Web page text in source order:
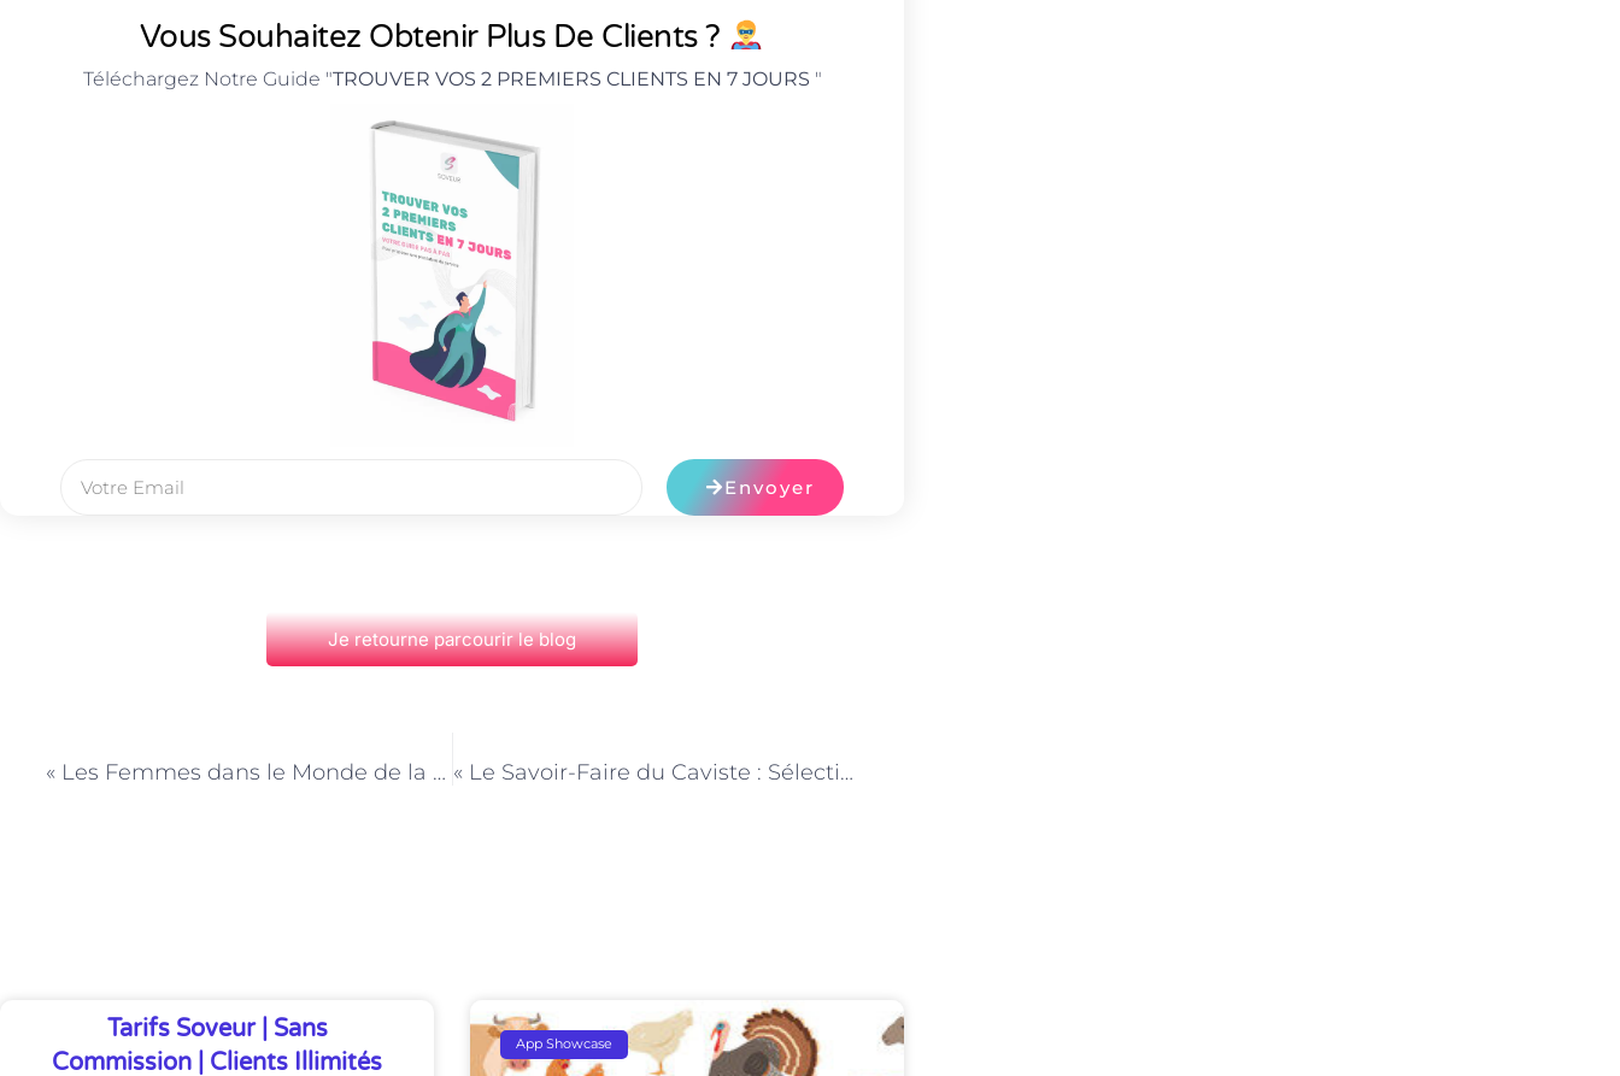
Vous Souhaitez Obtenir Plus De Clients ?
Téléchargez Notre Guide "TROUVER VOS 2 PREMIERS CLIENTS EN 7 JOURS "
Envoyer
Je retourne parcourir le blog
« Les Femmes dans le Monde de la Cave : Témoignages de Cavistes à Paris » « Le Savoir-Faire du Caviste : Sélection et Conservation des Vins à Paris »
Tarifs Soveur | Sans
Commission | Clients Illimités
App Showcase